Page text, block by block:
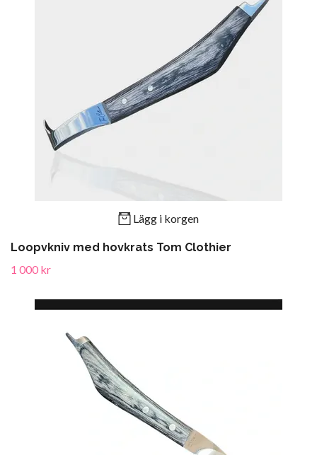
Lägg i korgen
Loopvkniv med hovkrats Tom Clothier
1 000 kr